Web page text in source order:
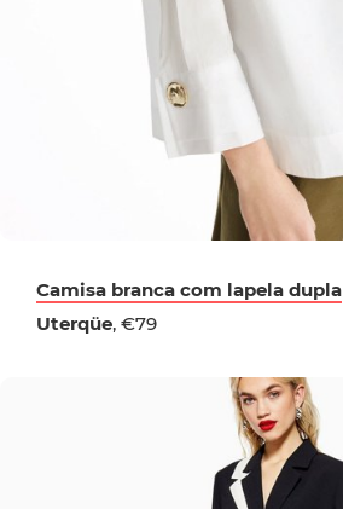
Camisa branca com lapela dupla
Uterqüe, €79